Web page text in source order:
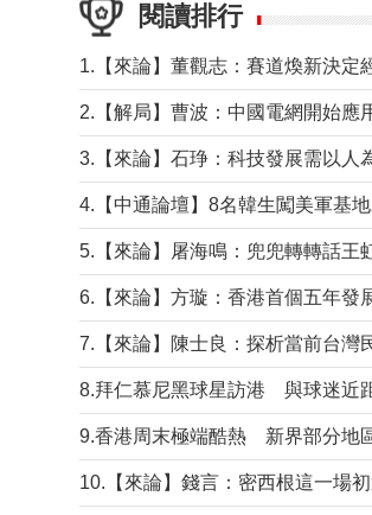
閱讀排行
1.【來論】董觀志：賽道煥新決定
8.拜仁慕尼黑球星訪港 與球迷近
9.香港周末極端酷熱 新界部分地